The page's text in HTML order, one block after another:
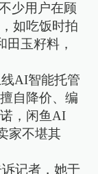
少用户在顾
如吃饭时拍
田玉籽料，
AI智能托管
自降价、编
，闲鱼AI
家不堪其
记者，她于